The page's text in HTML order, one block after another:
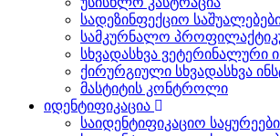
სადეზინფექციო
სამკურნალო
სხვადასხვა ვეტერინალური
ქირურგიული სხვადასხვა
მასტიტის კონტროლი
იდენტიფიკაცია
საიდენტიფიკაციო საყურეები